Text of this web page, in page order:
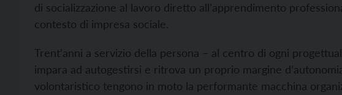
di socializzazione al lavoro diretto all’apprendimento
contesto di impresa sociale.
Trent’anni a servizio della persona – al centro di ogni
impara ad autogestirsi e ritrova un proprio margine
volontaristico tengono in moto la performante macchina